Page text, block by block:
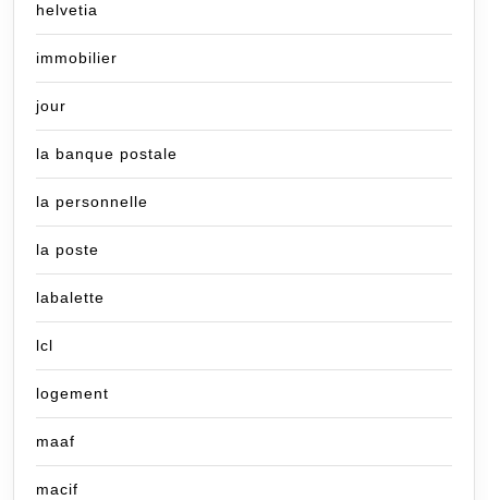
helvetia
immobilier
jour
la banque postale
la personnelle
la poste
labalette
lcl
logement
maaf
macif